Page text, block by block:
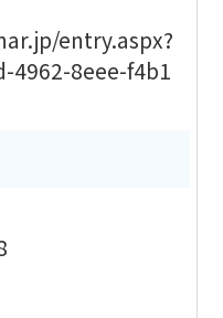
entry.aspx?
4962-8eee-f4b1